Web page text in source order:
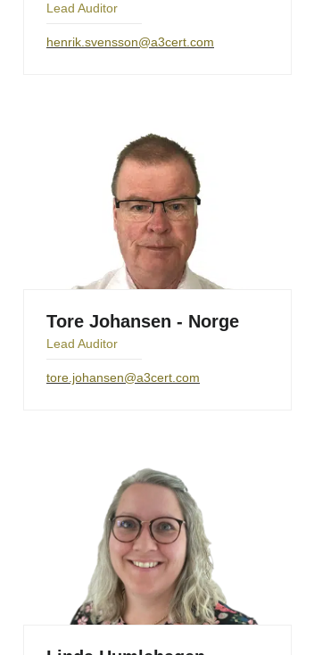
Lead Auditor
henrik.svensson@a3cert.com
Tore Johansen - Norge
Lead Auditor
tore.johansen@a3cert.com